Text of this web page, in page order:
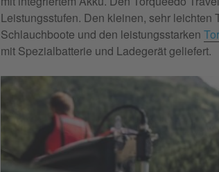
Leistungsstufen. Den kleinen, sehr leichten
Schlauchboote und den leistungsstarken
mit Spezialbatterie und Ladegerät geliefert.